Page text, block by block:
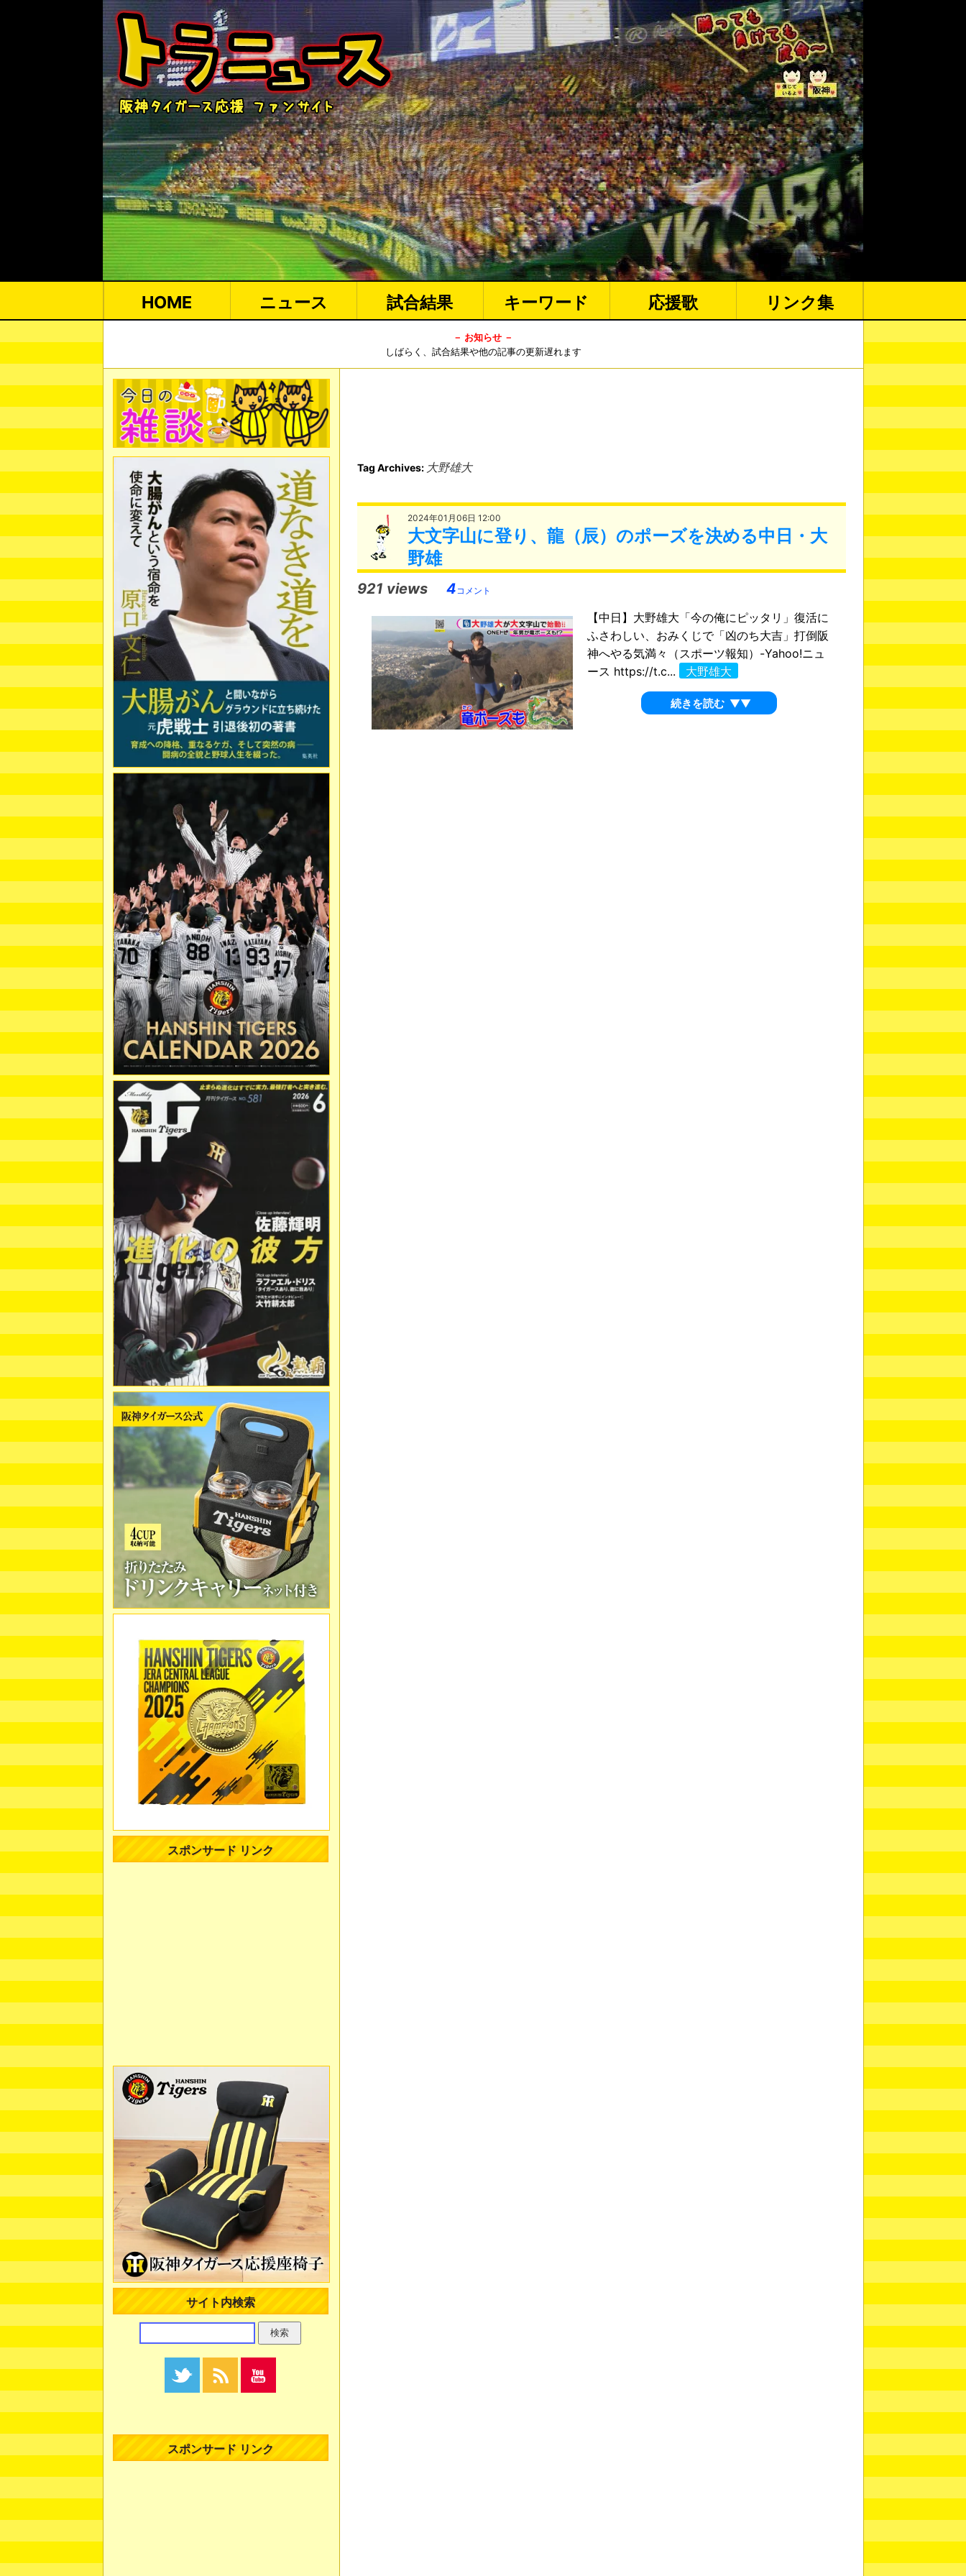
HOME ニュース 試合結果 キーワード 応援歌 リンク集
－ お知らせ －
しばらく、試合結果や他の記事の更新遅れます
Tag Archives: 大野雄大
2024年01月06日 12:00
大文字山に登り、龍（辰）のポーズを決める中日・大
野雄
921 views 4コメント
【中日】大野雄大「今の俺にピッタリ」復活に
ふさわしい、おみくじで「凶のち大吉」打倒阪
神へやる気満々（スポーツ報知）-Yahoo!ニュ
ース https://t.c...
大野雄大
続きを読む ▼▼
スポンサード リンク
サイト内検索
スポンサード リンク